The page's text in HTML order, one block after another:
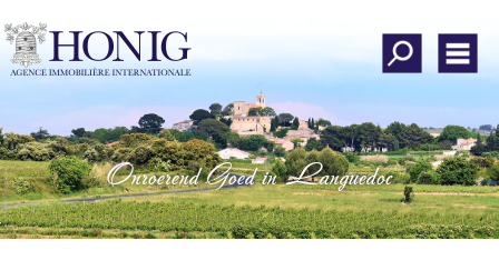
Al onze
Wie zijn wij
Onroerend goed zoeken
Stuur uw zoek criteria
goed verkopen
Onroerend Goed in Languedoc